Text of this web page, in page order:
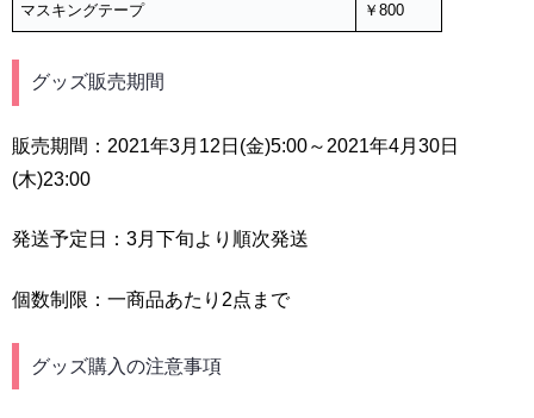
マスキングテープ ￥800
グッズ販売期間
販売期間：2021年3月12日(金)5:00～2021年4月30日
(木)23:00
発送予定日：3月下旬より順次発送
個数制限：一商品あたり2点まで
グッズ購入の注意事項